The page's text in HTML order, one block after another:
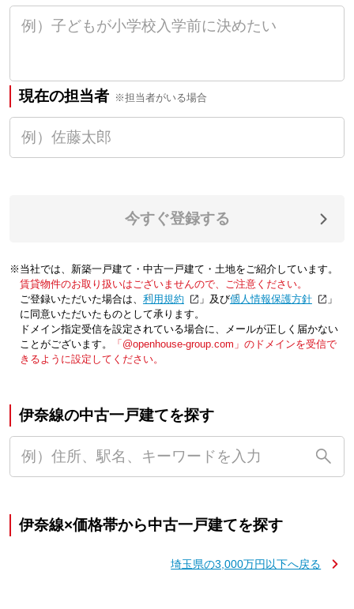
現在の担当者 ※担当者がいる場合
今すぐ登録する
※当社では、新築一戸建て・中古一戸建て・土地をご紹介しています。
賃貸物件のお取り扱いはございませんので、ご注意ください。
ご登録いただいた場合は、「利用規約 」及び「個人情報保護方針
」
に同意いただいたものとして承ります。
ドメイン指定受信を設定されている場合に、メールが正しく届かない
ことがございます。
「@openhouse-group.com」のドメインを受信で
きるように設定してください。
伊奈線の中古一戸建てを探す
伊奈線×価格帯から中古一戸建てを探す
埼玉県の3,000万円以下へ戻る